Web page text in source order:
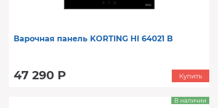
Варочная панель KORTING HI 64021 B
47 290 Р Купить
В наличии